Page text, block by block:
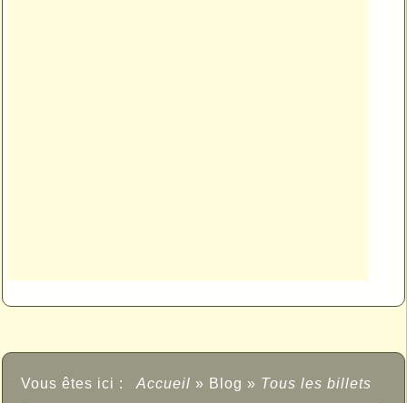
Vous êtes ici : Accueil » Blog » Tous les billets